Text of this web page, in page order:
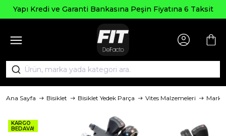
Yapı Kredi ve Garanti Bankasına Peşin Fiyatına 6 Taksit
Ana Sayfa Bisiklet Bisiklet Yedek Parça Vites Malzemeleri Marka
KARGO
BEDAVA!